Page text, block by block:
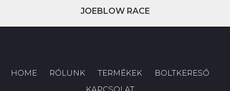
JOEBLOW RACE
HOME RÓLUNK TERMÉKEK
BOLTKERESŐ
KAPCSOLAT